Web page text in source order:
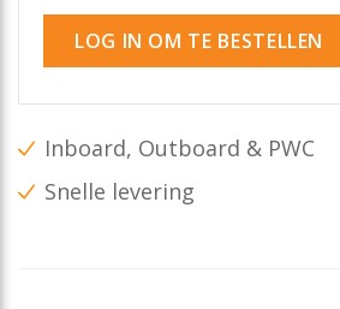
LOG IN OM TE BESTELLEN
Inboard, Outboard & PWC
Snelle levering